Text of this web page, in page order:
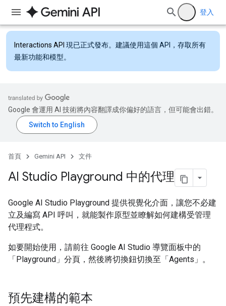
登入
Interactions API 現已正式發布。建議使用這個 API，存取所有
最新功能和模型。
Google 會運用 AI 技術將內容翻譯成你偏好的語言，但可能會出錯。
首頁 Gemini API 文件
AI Studio Playground 中的代理
Google AI Studio Playground 提供視覺化介面，讓您不必建
立及編寫 API 呼叫，就能製作原型並瞭解如何建構受管理
代理程式。
如要開始使用，請前往 Google AI Studio 導覽面板中的
「Playground」 分頁，然後將切換鈕切換至「Agents」 。
預先建構的範本